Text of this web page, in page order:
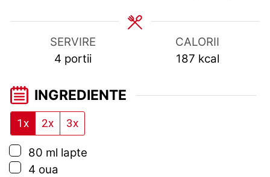
SERVIRE
4 portii
CALORII
187 kcal
INGREDIENTE
1x 2x 3x
▢
80 ml lapte
▢
4 oua